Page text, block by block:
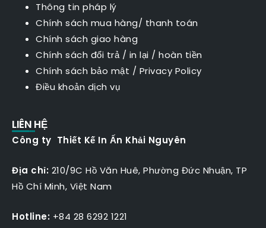
Thông tin pháp lý
Chính sách mua hàng/ thanh toán
Chính sách giao hàng
Chính sách đổi trả / in lại / hoàn tiền
Chính sách bảo mật / Privacy Policy
Điều khoản dịch vụ
LIÊN HỆ
Công ty Thiết Kế In Ấn Khải Nguyên
Địa chỉ: 210/9C Hồ Văn Huê, Phường Đức Nhuận, TP
Hồ Chí Minh, Việt Nam
Hotline: +84 28 6292 1221